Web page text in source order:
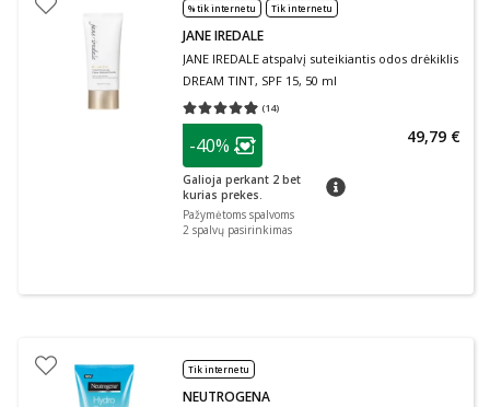
% tik internetu Tik internetu
JANE IREDALE
JANE IREDALE atspalvį suteikiantis odos drėkiklis
DREAM TINT, SPF 15, 50 ml
(14)
Vidutinis įvertinimas 4.93
patarimas
Lojalumo klubo narių nuolaida
-40%
Galioja perkant 2 bet
kurias prekes.
patarimas
49,79 €
Pažymėtoms spalvoms
2 spalvų pasirinkimas
Tik internetu
NEUTROGENA